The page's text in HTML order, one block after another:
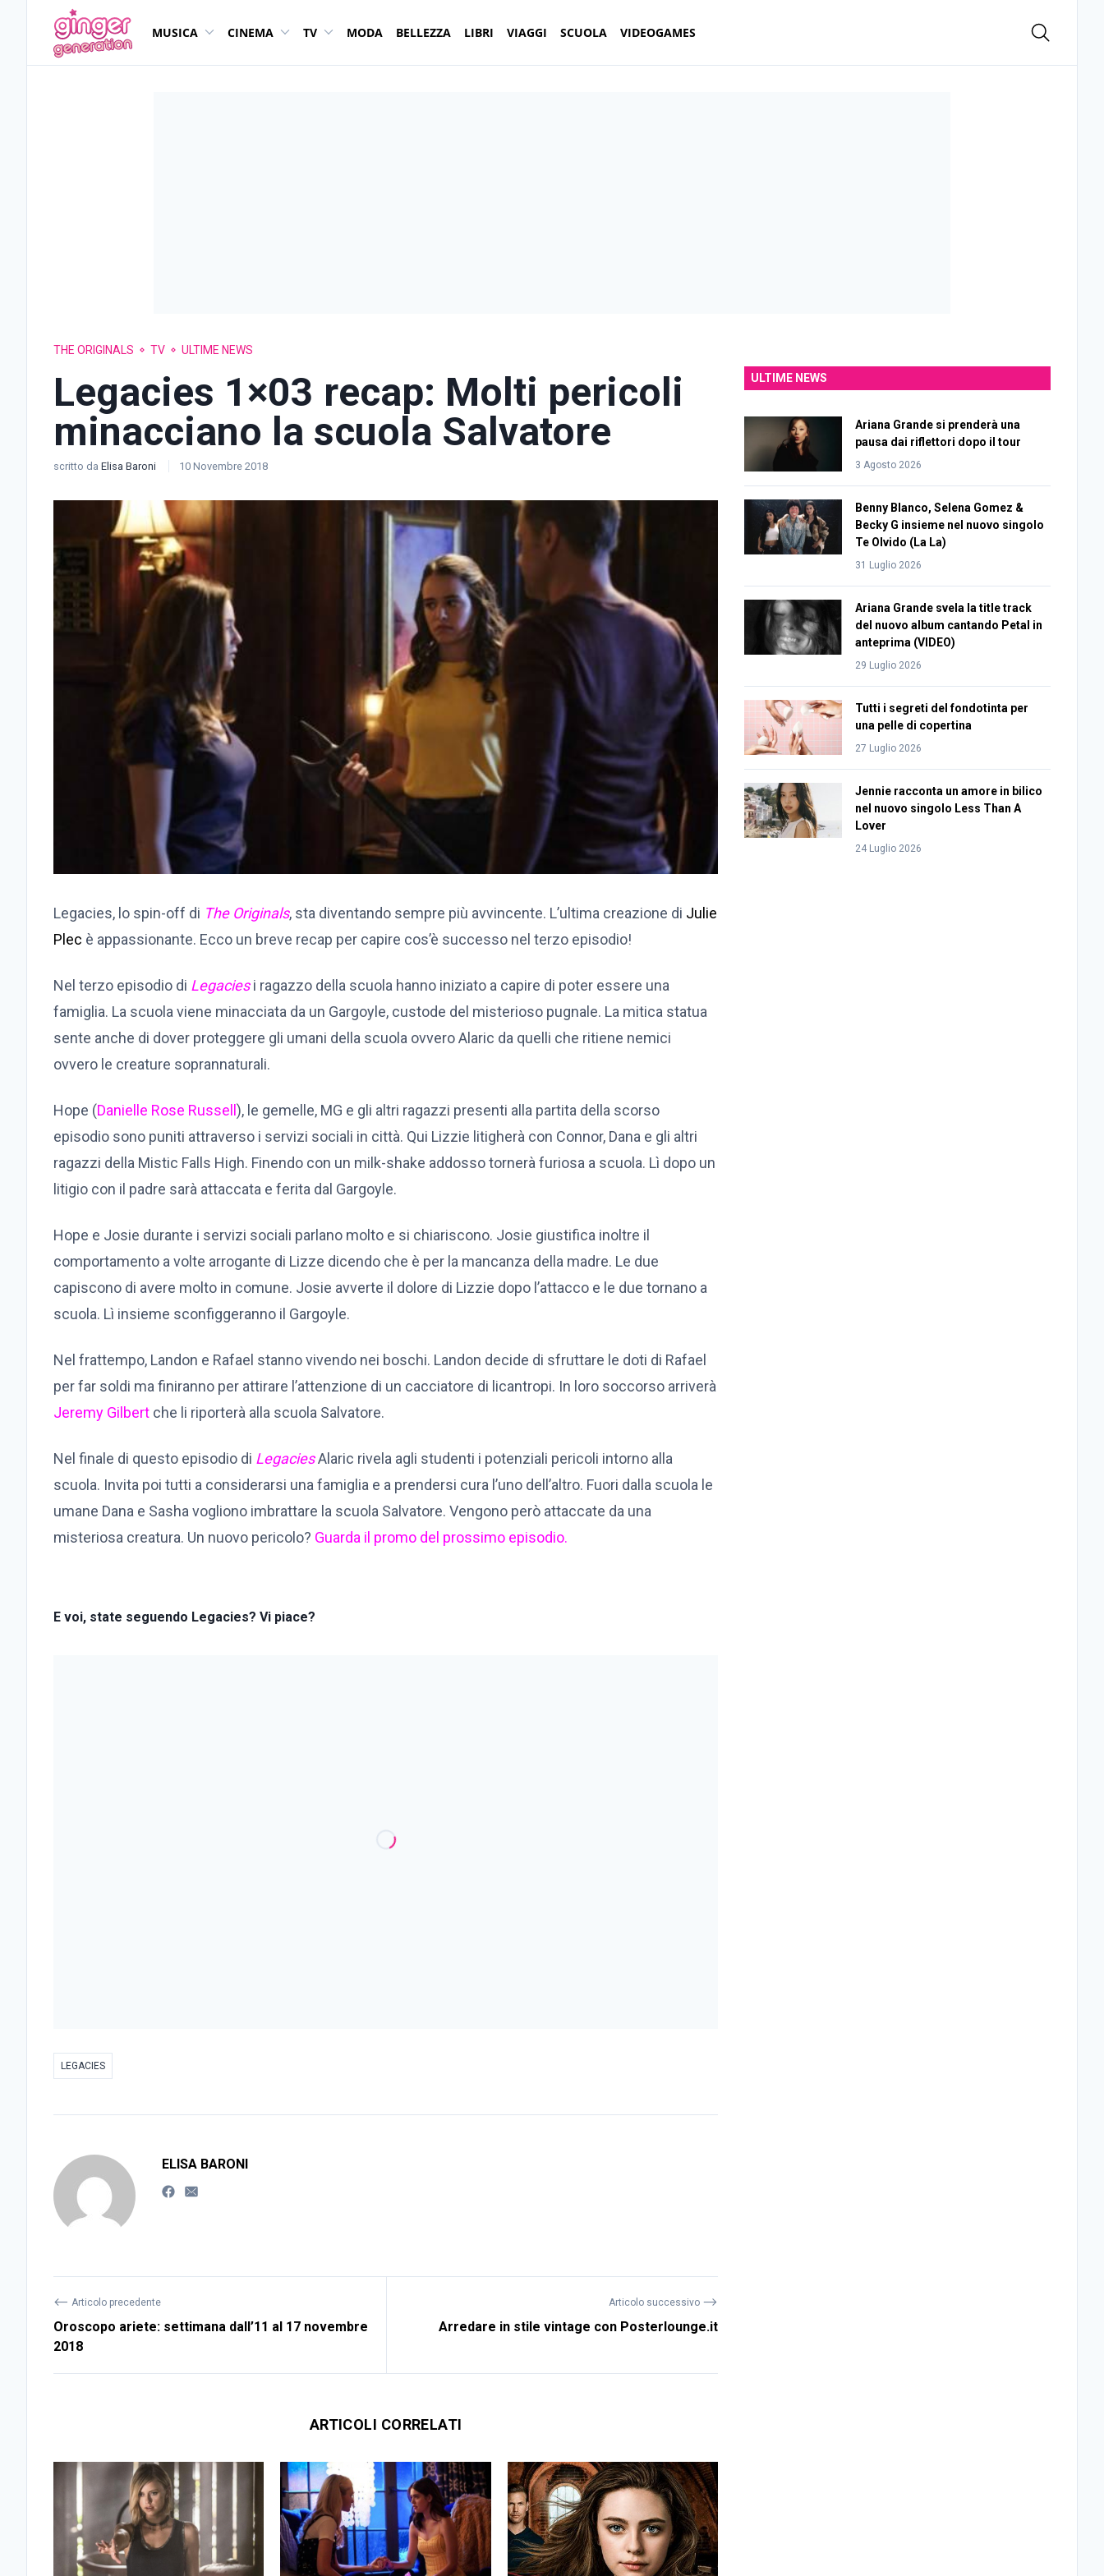
MUSICA CINEMA TV MODA BELLEZZA LIBRI VIAGGI SCUOLA VIDEOGAMES
THE ORIGINALS TV ULTIME NEWS
Legacies 1×03 recap: Molti pericoli
minacciano la scuola Salvatore
scritto da Elisa Baroni 10 Novembre 2018
Legacies, lo spin-off di The Originals, sta diventando sempre più avvincente. L’ultima creazione di Julie
Plec è appassionante. Ecco un breve recap per capire cos’è successo nel terzo episodio!
Nel terzo episodio di Legaciesi ragazzo della scuola hanno iniziato a capire di poter essere una
famiglia. La scuola viene minacciata da un Gargoyle, custode del misterioso pugnale. La mitica statua
sente anche di dover proteggere gli umani della scuola ovvero Alaric da quelli che ritiene nemici
ovvero le creature soprannaturali.
Hope (Danielle Rose Russell ), le gemelle, MG e gli altri ragazzi presenti alla partita della scorso
episodio sono puniti attraverso i servizi sociali in città. Qui Lizzie litigherà con Connor, Dana e gli altri
ragazzi della Mistic Falls High. Finendo con un milk-shake addosso tornerà furiosa a scuola. Lì dopo un
litigio con il padre sarà attaccata e ferita dal Gargoyle.
Hope e Josie durante i servizi sociali parlano molto e si chiariscono. Josie giustifica inoltre il
comportamento a volte arrogante di Lizze dicendo che è per la mancanza della madre. Le due
capiscono di avere molto in comune. Josie avverte il dolore di Lizzie dopo l’attacco e le due tornano a
scuola. Lì insieme sconfiggeranno il Gargoyle.
Nel frattempo, Landon e Rafael stanno vivendo nei boschi. Landon decide di sfruttare le doti di Rafael
per far soldi ma finiranno per attirare l’attenzione di un cacciatore di licantropi. In loro soccorso arriverà
Jeremy Gilbert che li riporterà alla scuola Salvatore.
Nel finale di questo episodio di LegaciesAlaric rivela agli studenti i potenziali pericoli intorno alla
scuola. Invita poi tutti a considerarsi una famiglia e a prendersi cura l’uno dell’altro. Fuori dalla scuola le
umane Dana e Sasha vogliono imbrattare la scuola Salvatore. Vengono però attaccate da una
misteriosa creatura. Un nuovo pericolo? Guarda il promo del prossimo episodio.
E voi, state seguendo Legacies? Vi piace?
LEGACIES
ELISA BARONI
⟵ Articolo precedente
Oroscopo ariete: settimana dall’11 al 17 novembre
2018
Articolo successivo ⟶
Arredare in stile vintage con Posterlounge.it
ARTICOLI CORRELATI
ULTIME NEWS
Ariana Grande si prenderà una
pausa dai riflettori dopo il tour
3 Agosto 2026
Benny Blanco, Selena Gomez &
Becky G insieme nel nuovo singolo
Te Olvido (La La)
31 Luglio 2026
Ariana Grande svela la title track
del nuovo album cantando Petal in
anteprima (VIDEO)
29 Luglio 2026
Tutti i segreti del fondotinta per
una pelle di copertina
27 Luglio 2026
Jennie racconta un amore in bilico
nel nuovo singolo Less Than A
Lover
24 Luglio 2026